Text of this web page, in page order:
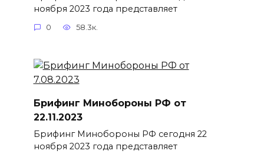
ноября 2023 года представляет
0 58.3к.
Брифинг Минобороны РФ от
22.11.2023
Брифинг Минобороны РФ сегодня 22
ноября 2023 года представляет